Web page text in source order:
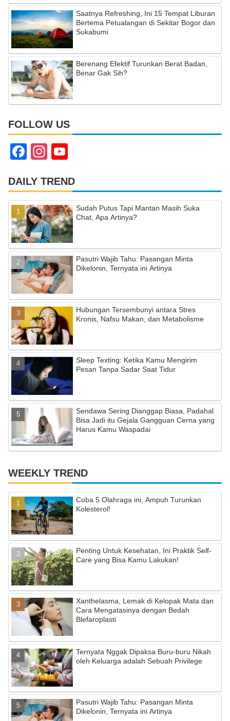
Saatnya Refreshing, Ini 15 Tempat Liburan
Bertema Petualangan di Sekitar Bogor dan
Sukabumi
Berenang Efektif Turunkan Berat Badan,
Benar Gak Sih?
FOLLOW US
F
c
e
b
o
o
k
In
a
gr
a
m
u
T
u
b
e
C
h
a
n
n
el
DAILY TREND
Sudah Putus Tapi Mantan Masih Suka
Chat, Apa Artinya?
Pasutri Wajib Tahu: Pasangan Minta
Dikelonin, Ternyata ini Artinya
Hubungan Tersembunyi antara Stres
Kronis, Nafsu Makan, dan Metabolisme
Sleep Texting: Ketika Kamu Mengirim
Pesan Tanpa Sadar Saat Tidur
Sendawa Sering Dianggap Biasa, Padahal
Bisa Jadi itu Gejala Gangguan Cerna yang
Harus Kamu Waspadai
WEEKLY TREND
Coba 5 Olahraga ini, Ampuh Turunkan
Kolesterol!
Penting Untuk Kesehatan, Ini Praktik Self-
Care yang Bisa Kamu Lakukan!
Xanthelasma, Lemak di Kelopak Mata dan
Cara Mengatasinya dengan Bedah
Blefaroplasti
Ternyata Nggak Dipaksa Buru-buru Nikah
oleh Keluarga adalah Sebuah Privilege
Pasutri Wajib Tahu: Pasangan Minta
Dikelonin, Ternyata ini Artinya